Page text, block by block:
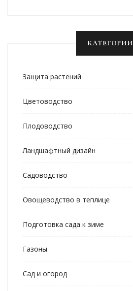
КАТЕГОРИИ
Защита растений
Цветоводство
Плодоводство
Ландшафтный дизайн
Садоводство
Овощеводство в теплице
Подготовка сада к зиме
Газоны
Сад и огород